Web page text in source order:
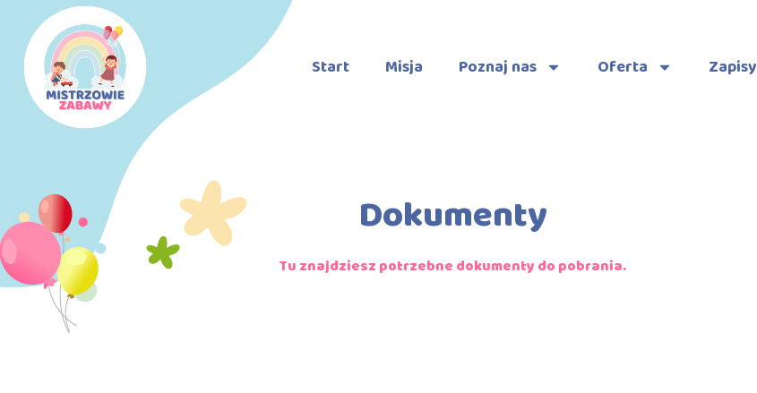
Start Misja Poznaj nas Oferta Zapisy
Dokumenty
Tu znajdziesz potrzebne dokumenty do pobrania.